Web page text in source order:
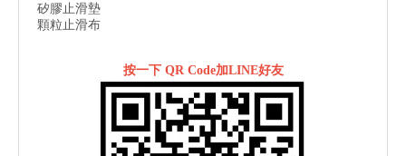
矽膠止滑墊
顆粒止滑布
按一下 QR Code加LINE好友